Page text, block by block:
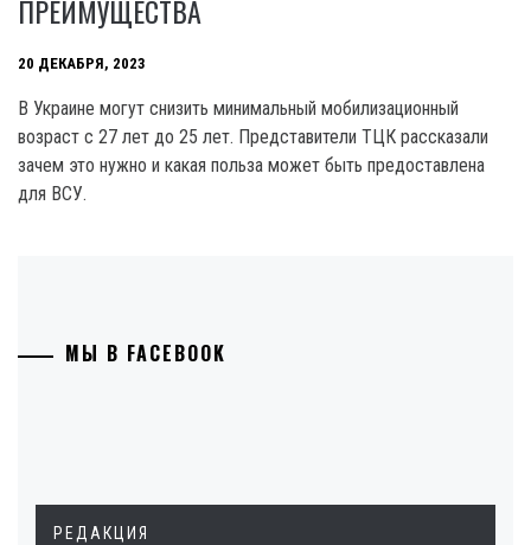
ПРЕИМУЩЕСТВА
20 ДЕКАБРЯ, 2023
В Украине могут снизить минимальный мобилизационный
возраст с 27 лет до 25 лет. Представители ТЦК рассказали
зачем это нужно и какая польза может быть предоставлена
для ВСУ.
МЫ В FACEBOOK
РЕДАКЦИЯ